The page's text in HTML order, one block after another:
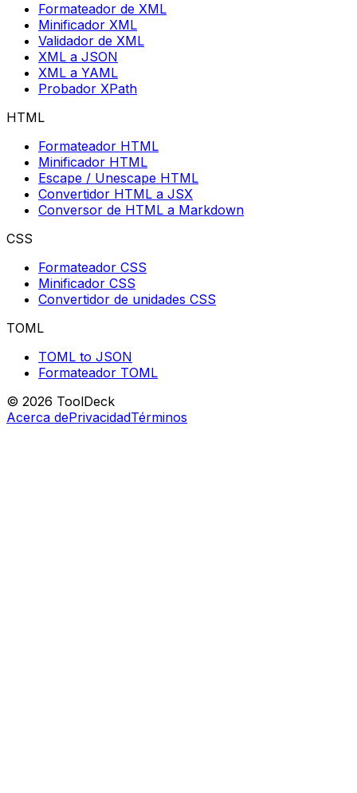
Formateador de XML
Minificador XML
Validador de XML
XML a JSON
XML a YAML
Probador XPath
HTML
Formateador HTML
Minificador HTML
Escape / Unescape HTML
Convertidor HTML a JSX
Conversor de HTML a Markdown
CSS
Formateador CSS
Minificador CSS
Convertidor de unidades CSS
TOML
TOML to JSON
Formateador TOML
© 2026 ToolDeck
Acerca dePrivacidadTérminos